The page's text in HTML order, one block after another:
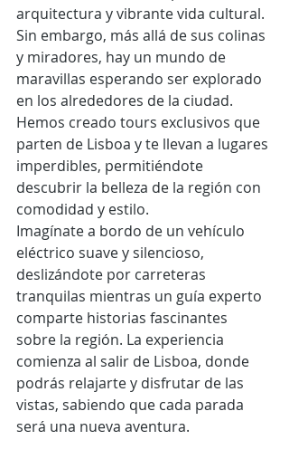
arquitectura y vibrante vida cultural.
Sin embargo, más allá de sus colinas
y miradores, hay un mundo de
maravillas esperando ser explorado
en los alrededores de la ciudad.
Hemos creado tours exclusivos que
parten de Lisboa y te llevan a lugares
imperdibles, permitiéndote
descubrir la belleza de la región con
comodidad y estilo.
Imagínate a bordo de un vehículo
eléctrico suave y silencioso,
deslizándote por carreteras
tranquilas mientras un guía experto
comparte historias fascinantes
sobre la región. La experiencia
comienza al salir de Lisboa, donde
podrás relajarte y disfrutar de las
vistas, sabiendo que cada parada
será una nueva aventura.